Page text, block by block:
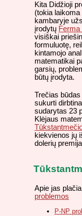
Kita Didžioji
(tokia
kambaryje
įrodytų
visiškai
formuluotę,
kintamojo
matematikai
garsių,
būtų įrodyta.
Trečias
sukurti
sudarytas 23
Klėjaus
kiekvienos jų
dolerių
Apie jas
problemos
P-NP